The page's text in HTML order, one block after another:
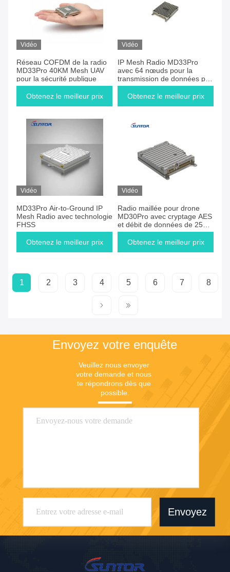
Vidéo
Réseau COFDM de la radio
MD33Pro 40KM Mesh UAV
pour la sécurité publique
Obtenez le meilleur prix
Vidéo
IP Mesh Radio MD33Pro
avec 64 nœuds pour la
transmission de données par
drone
Obtenez le meilleur prix
Vidéo
MD33Pro Air-to-Ground IP
Mesh Radio avec technologie
FHSS
Obtenez le meilleur prix
Vidéo
Radio maillée pour drone
MD30Pro avec cryptage AES
et débit de données de 25
Mbps
Obtenez le meilleur prix
1 2 3 4 5 6 7 8
Envoyez votre enquête
Veuillez nous envoyer
votre demande et nous
te répondrons dès que
possible.
Envoyez